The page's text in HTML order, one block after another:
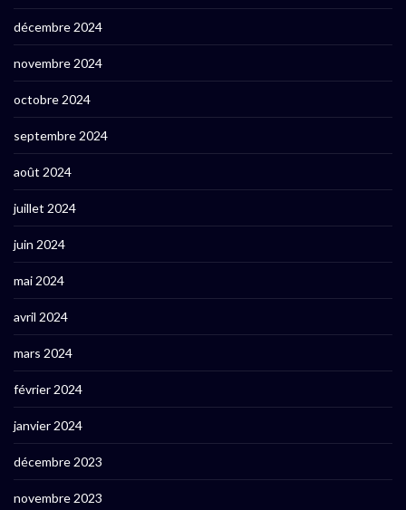
décembre 2024
novembre 2024
octobre 2024
septembre 2024
août 2024
juillet 2024
juin 2024
mai 2024
avril 2024
mars 2024
février 2024
janvier 2024
décembre 2023
novembre 2023